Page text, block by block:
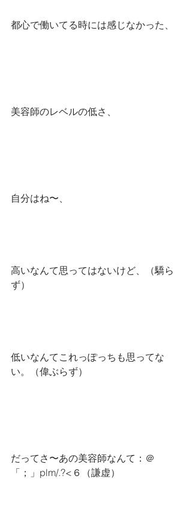
都心で働いてる時には感じなかった、
美容師のレベルの低さ、
自分はね〜、
高いなんて思ってはないけど、（驕ら
ず）
低いなんてこれっぽっちも思ってな
い。（偉ぶらず）
だってさ〜あの美容師なんて：＠
「；」plm/.?<６（謙虚）